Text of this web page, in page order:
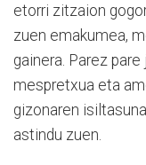
etorri zitzaion
zuen emakumea,
gainera. Parez
mespretxua eta
gizonaren
astindu zuen.